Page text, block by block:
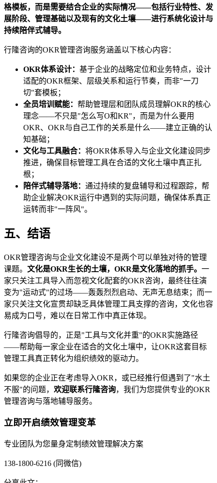
格模板，而是需要结合企业的实际情况——包括行业特性、发
展阶段、管理基础以及现有的文化土壤——进行系统化设计与
持续陪伴式辅导。
行隆咨询的OKR管理咨询服务涵盖以下核心内容：
OKR体系设计： 基于企业的战略定位和业务特点，设计
适配的OKR框架、层级关系和运行节奏，而非"一刀
切"套模板；
全员培训赋能： 帮助管理层和团队成员理解OKR的核心
理念——不只是"怎么写O和KR"，而是为什么要用
OKR、OKR与自己工作的关系是什么——建立正确的认
知基础；
文化与工具融合： 将OKR体系导入与企业文化建设同步
推进，确保目标管理工具在合适的文化土壤中真正扎
根；
陪伴式辅导落地： 通过持续的复盘辅导和过程跟踪，帮
助企业解决OKR运行中遇到的实际问题，确保体系真正
运转而非"一阵风"。
五、结语
OKR管理咨询与企业文化建设不是两个可以单独对待的管理
课题。 文化是OKR生长的土壤，OKR是文化落地的抓手。 一
家只关注工具导入而忽视文化配套的OKR咨询，最终往往演
变为"运动式"的过场——轰轰烈烈启动、无声无息结束；而一
家只关注文化宣贯却缺乏具体管理工具支撑的咨询，文化也容
易成为口号，难以在日常工作中真正体现。
行隆咨询倡导的，正是"工具与文化并重"的OKR实施路径
——帮助每一家企业在适合的文化土壤中，让OKR这套目标
管理工具真正转化为组织绩效的驱动力。
如果您的企业正在考虑导入OKR，或已经推行但遇到了"水土
不服"的问题， 欢迎联系行隆咨询，我们为您提供专业的OKR
管理咨询与落地辅导服务。
立即开启绩效管理变革
专业团队为您量身定制绩效管理解决方案
138-1800-6216 (同微信)